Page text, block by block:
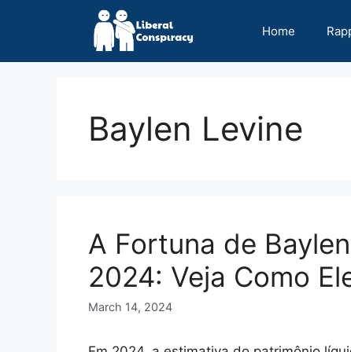
Home
Baylen Levine
A Fortuna de
2024: Veja Como
March 14, 2024